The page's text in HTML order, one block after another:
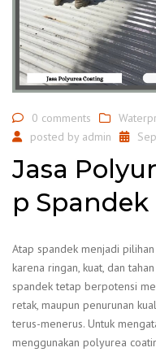
0 comments
posted by admin
Jasa
p Spandek
Atap spandek menjadi
karena ringan, kuat, dan
spandek tetap berpotensi
retak, maupun penurunan
terus-menerus. Untuk
menggunakan polyurea